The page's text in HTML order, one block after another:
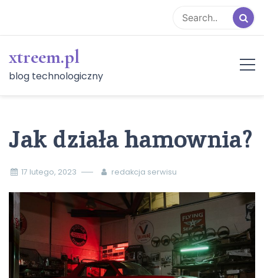
content
xtreem.pl
blog technologiczny
Jak działa hamownia?
17 lutego, 2023 redakcja serwisu